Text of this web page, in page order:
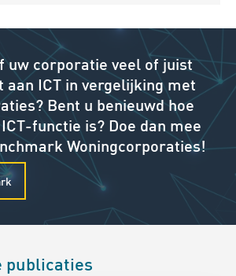
uw corporatie veel of juist
ICT in vergelijking met
Bent u benieuwd hoe
functie is? Doe dan mee
Woningcorporaties!
publicaties